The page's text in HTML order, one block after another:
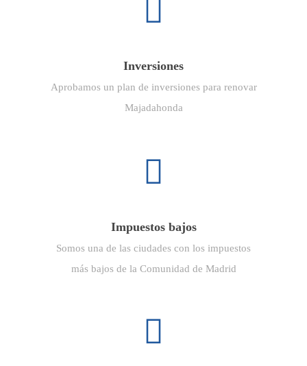
Inversiones
Aprobamos un plan de inversiones para renovar
Majadahonda
Impuestos bajos
Somos una de las ciudades con los impuestos
más bajos de la Comunidad de Madrid